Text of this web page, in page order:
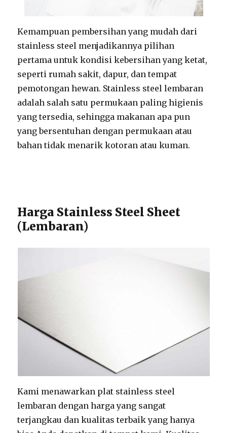
Kemampuan pembersihan yang mudah dari
stainless steel menjadikannya pilihan
pertama untuk kondisi kebersihan yang ketat,
seperti rumah sakit, dapur, dan tempat
pemotongan hewan. Stainless steel lembaran
adalah salah satu permukaan paling higienis
yang tersedia, sehingga makanan apa pun
yang bersentuhan dengan permukaan atau
bahan tidak menarik kotoran atau kuman.
Harga Stainless Steel Sheet
(Lembaran)
Kami menawarkan plat stainless steel
lembaran dengan harga yang sangat
terjangkau dan kualitas terbaik yang hanya